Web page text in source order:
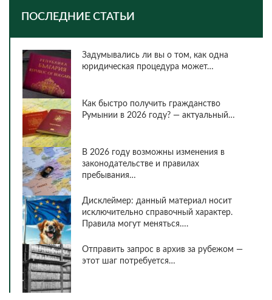
ПОСЛЕДНИЕ СТАТЬИ
Задумывались ли вы о том, как одна
юридическая процедура может…
Как быстро получить гражданство
Румынии в 2026 году? — актуальный…
В 2026 году возможны изменения в
законодательстве и правилах
пребывания…
Дисклеймер: данный материал носит
исключительно справочный характер.
Правила могут меняться….
Отправить запрос в архив за рубежом —
этот шаг потребуется…